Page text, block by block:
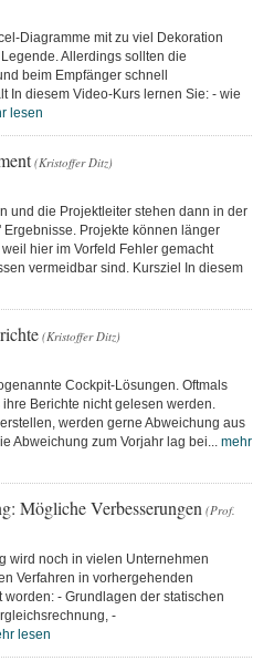
Diagramme mit zu viel Dekoration
Allerdings sollten die
beim Empfänger schnell
In diesem Video-Kurs lernen Sie: - wie
lesen
(Kristoffer Ditz)
und die Projektleiter stehen dann in der
Projekte können länger
hier im Vorfeld Fehler gemacht
vermeidbar sind. Kursziel In diesem
(Kristoffer Ditz)
Cockpit-Lösungen. Oftmals
Berichte nicht gelesen werden.
werden gerne Abweichung aus
Abweichung zum Vorjahr lag bei... mehr
Mögliche Verbesserungen (Prof.
wird noch in vielen Unternehmen
Verfahren in vorhergehenden
- Grundlagen der statischen
-
lesen